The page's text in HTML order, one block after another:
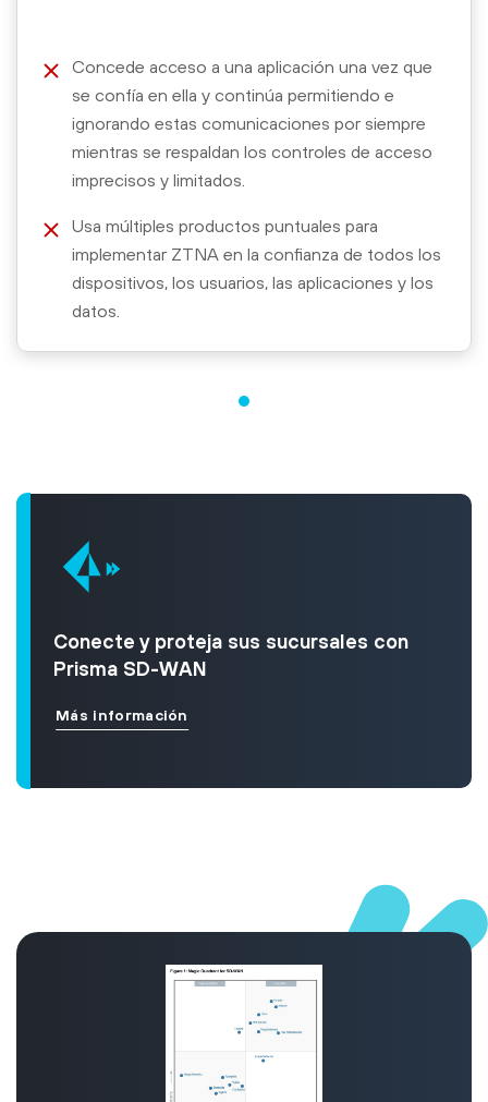
Concede acceso a una aplicación una vez que
se confía en ella y continúa permitiendo e
ignorando estas comunicaciones por siempre
mientras se respaldan los controles de acceso
imprecisos y limitados.
Usa múltiples productos puntuales para
implementar ZTNA en la confianza de todos los
dispositivos, los usuarios, las aplicaciones y los
datos.
Conecte y proteja sus sucursales con
Prisma SD-WAN
Más información